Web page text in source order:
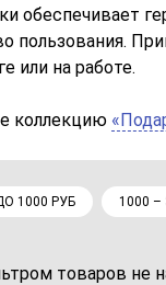
обеспечивает
пользования.
или на работе.
коллекцию
1000 РУБ 1000 –
товаров не